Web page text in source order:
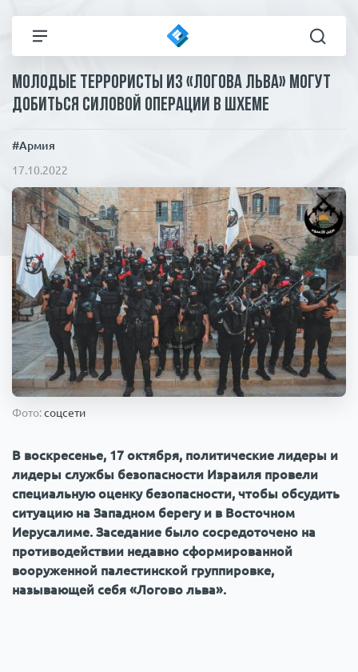
Все новости
Экономика
Общество
Коронавирус
Происшествия
Технологии
Пресса
Статьи
ЧП И КРИМИНАЛ
1000 мелочей
Молодые террористы из «Логова льва» могут
добиться силовой операции в Шхеме
#Армия
17.10.2022
Фото:соцсети
В воскресенье, 17 октября, политические лидеры и
лидеры службы безопасности Израиля провели
специальную оценку безопасности, чтобы обсудить
ситуацию на Западном берегу и в Восточном
Иерусалиме. Заседание было сосредоточено на
противодействии недавно сформированной
вооруженной палестинской группировке,
называющей себя «Логово льва».